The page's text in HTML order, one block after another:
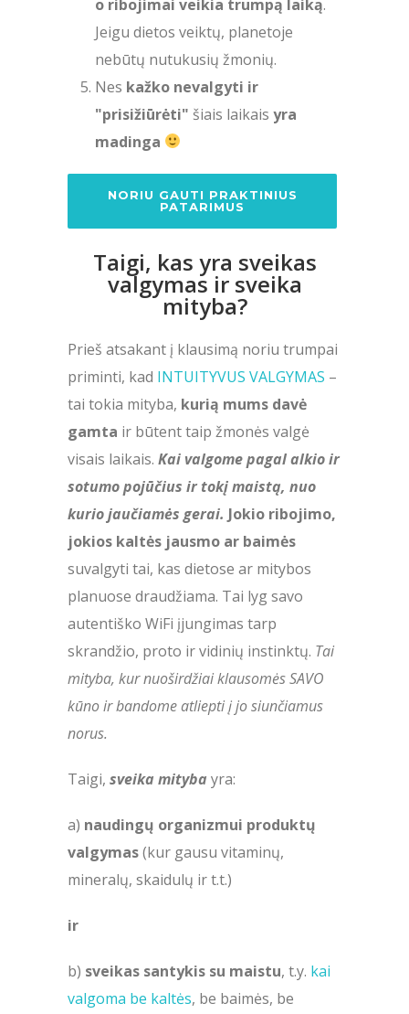
o ribojimai veikia trumpą laiką.
Jeigu dietos veiktų, planetoje
nebūtų nutukusių žmonių.
Nes kažko nevalgyti ir
"prisižiūrėti" šiais laikais yra
madinga
NORIU GAUTI PRAKTINIUS
PATARIMUS
Taigi, kas yra sveikas
valgymas ir sveika
mityba?
Prieš atsakant į klausimą noriu trumpai
priminti, kad INTUITYVUS VALGYMAS –
tai tokia mityba, kurią mums davė
gamta ir būtent taip žmonės valgė
visais laikais. Kai valgome pagal alkio ir
sotumo pojūčius ir tokį maistą, nuo
kurio jaučiamės gerai. Jokio ribojimo,
jokios kaltės jausmo ar baimės
suvalgyti tai, kas dietose ar mitybos
planuose draudžiama. Tai lyg savo
autentiško WiFi įjungimas tarp
skrandžio, proto ir vidinių instinktų. Tai
mityba, kur nuoširdžiai klausomės SAVO
kūno ir bandome atliepti į jo siunčiamus
norus.
Taigi, sveika mityba yra:
a) naudingų organizmui produktų
valgymas(kur gausu vitaminų,
mineralų, skaidulų ir t.t.)
ir
b) sveikas santykis su maistu, t.y. kai
valgoma be kaltės, be baimės, be